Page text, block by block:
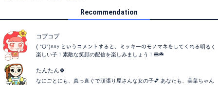
Recommendation
コプコプ
( °ᗜ°)ﾊﾊｯ というコメントすると、ミッキーのモノマネをしてくれる明るく
楽しい子！素敵な笑顔の配信を楽しみましょう！🍔☘️
たんたん🍀
なにごとにも、真っ直ぐで頑張り屋さんな女の子💕 あなたも、美葉ちゃん